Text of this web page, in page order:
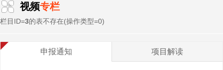
依托广东省百万英才汇南粤行动计划，单项冠军企业引
绿色通道，享受材料简化、审批提速服务。高精尖缺人才实
行一人落户、全家随迁政策。企业高管、研发带头人可申领
视频专栏
栏目ID=3的表不存在(操作类型=0)
申报通知 项目解读